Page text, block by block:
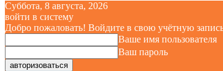
Суббота, 8 августа, 2026
войти в систему
Добро пожаловать! Войдите в свою учётную
Ваше имя пользователя
Ваш пароль